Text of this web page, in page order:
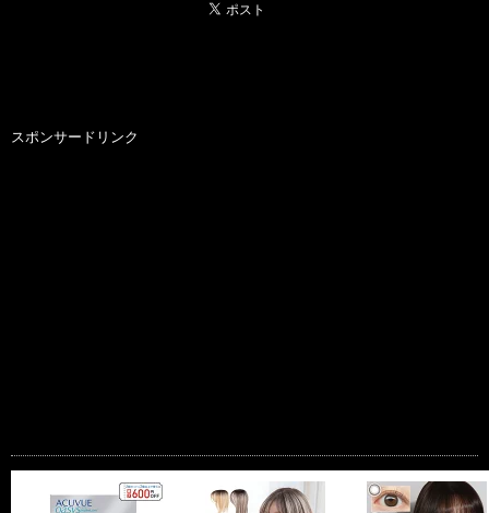
スポンサードリンク